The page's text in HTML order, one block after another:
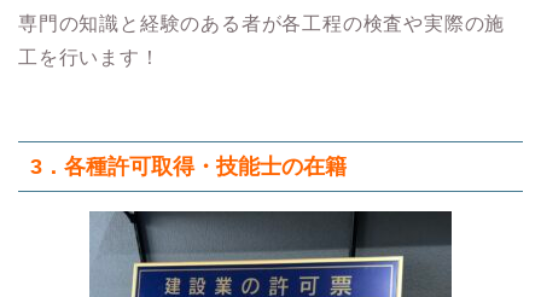
専門の知識と経験のある者が各工程の検査や実際の施
工を行います！
3．各種許可取得・技能士の在籍